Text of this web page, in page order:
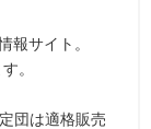
報サイト。
。
団は適格販売